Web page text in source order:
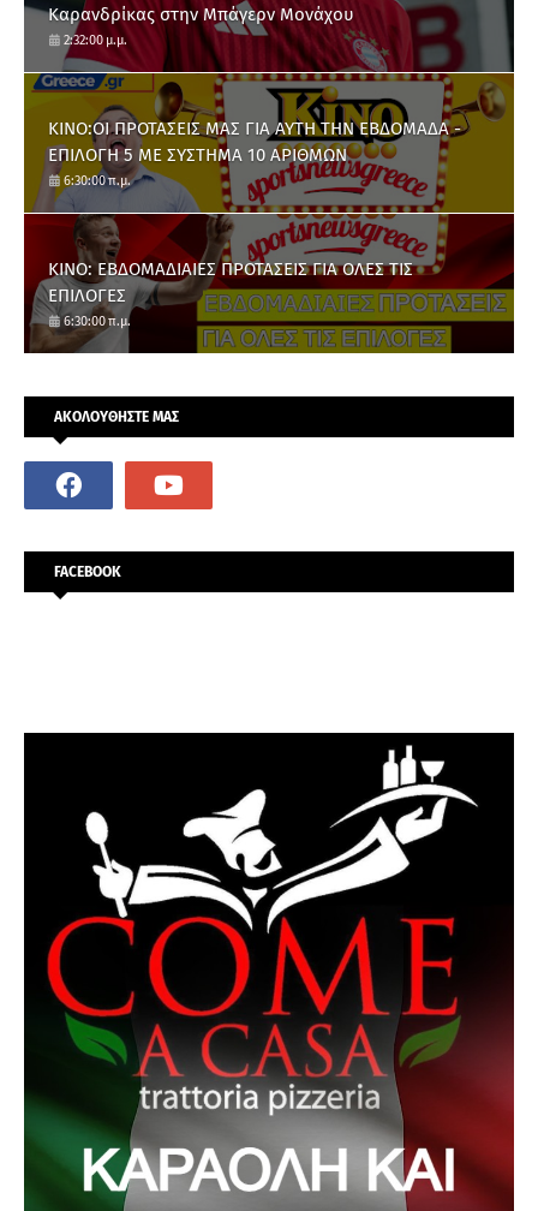
Καρανδρίκας στην Μπάγερν Μονάχου
2:32:00 μ.μ.
ΚΙΝΟ:ΟΙ ΠΡΟΤΑΣΕΙΣ ΜΑΣ ΓΙΑ ΑΥΤΗ ΤΗΝ ΕΒΔΟΜΑΔΑ -
ΕΠΙΛΟΓΗ 5 ΜΕ ΣΥΣΤΗΜΑ 10 ΑΡΙΘΜΩΝ
6:30:00 π.μ.
ΚΙΝΟ: ΕΒΔΟΜΑΔΙΑΙΕΣ ΠΡΟΤΑΣΕΙΣ ΓΙΑ ΟΛΕΣ ΤΙΣ
ΕΠΙΛΟΓΕΣ
6:30:00 π.μ.
ΑΚΟΛΟΥΘΗΣΤΕ ΜΑΣ
FACEBOOK